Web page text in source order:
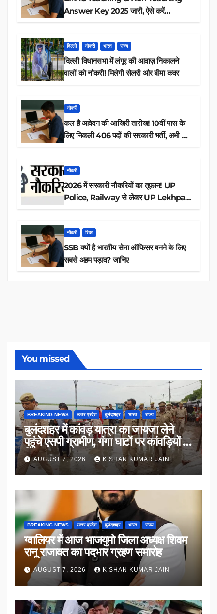
Answer Key 2025 जारी, ऐसे करें
दिल्ली नौकरी भारत राज्य
दिल्ली विधानसभा में लंगूर की आवाज़ निकालने
वालों को नौकरी! मिलेगी सैलरी और बीमा कवर
नौकरी
कल है आवेदन की आखिरी तारीख! 10वीं पास के
लिए निकली 406 पदों की सरकारी भर्ती, अभी करें
नौकरी
2026 में सरकारी नौकरियों का तूफान! UP
Police, Railway से लेकर UP Lekhpal
नौकरी शिक्षा
SSB क्यों है भारतीय सेना ऑफिसर बनने के लिए
सबसे अहम पड़ाव? जानिए
You missed
BREAKING NEWS उत्तर प्रदेश बुलंदशहर भारत राज्य
बुलंदशहर में कांवड़ यात्रा का जायजा लेने
पहुंचे एसपी ग्रामीण, गंगा घाटों पर कांवड़ियों से
किया संवाद
AUGUST 7, 2026 KISHAN KUMAR JAIN
BREAKING NEWS उत्तर प्रदेश बुलंदशहर भारत राज्य
ग्वालियर में आज भाजयुमो जिला अध्यक्ष शिवम
रानू राजावत का पदभार ग्रहण समारोह
AUGUST 7, 2026 KISHAN KUMAR JAIN